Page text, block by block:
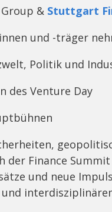
& Stuttgart
und -träger
Politik und
des Venture Day
der Finance
und neue